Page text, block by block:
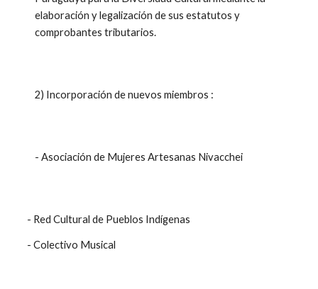
elaboración y legalización de sus estatutos y
comprobantes tributarios.
2) Incorporación de nuevos miembros :
- Asociación de Mujeres Artesanas Nivacchei
   - Red Cultural de Pueblos Indígenas
   - Colectivo Musical